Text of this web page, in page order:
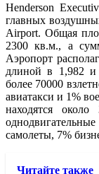
Henderson
главных
Airport. Общая
2300 кв.м., а
Аэропорт
длиной в 1,982 и
более 70000
авиатакси и 1%
находятся
самолеты, 7%
Читайте также